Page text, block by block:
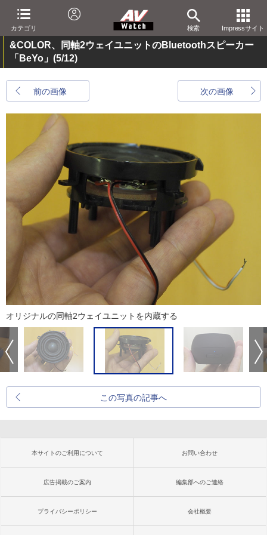
カテゴリ 検索 Impressサイト
&COLOR、同軸2ウェイユニットのBluetoothスピーカー
「BeYo」 (5/12)
前の画像 次の画像
オリジナルの同軸2ウェイユニットを内蔵する
この写真の記事へ
本サイトのご利用について お問い合わせ
広告掲載のご案内 編集部へのご連絡
プライバシーポリシー 会社概要